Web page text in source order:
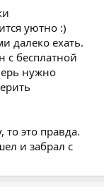
уютно :)
далеко ехать.
с бесплатной
нужно
то это правда.
и забрал с